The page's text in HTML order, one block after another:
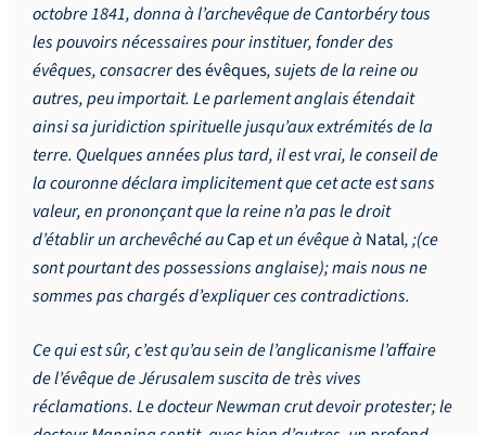
octobre 1841, donna à l’archevêque de Cantorbéry tous
les pouvoirs nécessaires pour instituer, fonder des
évêques, consacrerdes évêques, sujets de la reine ou
autres, peu importait. Le parlement anglais étendait
ainsi sa juridiction spirituelle jusqu’aux extrémités de la
terre. Quelques années plus tard, il est vrai, le conseil de
la couronne déclara implicitement que cet acte est sans
valeur, en prononçant que la reine n’a pas le droit
d’établir un archevêché auCapet un évêque à Natal, ;(ce
sont pourtant des possessions anglaise); mais nous ne
sommes pas chargés d’expliquer ces contradictions.
Ce qui est sûr, c’est qu’au sein de l’anglicanisme l’affaire
de l’évêque de Jérusalem suscita de très vives
réclamations. Le docteur Newman crut devoir protester; le